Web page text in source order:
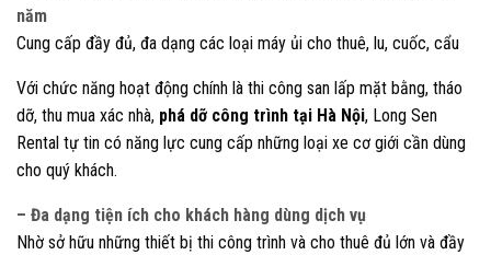
năm
Cung cấp đầy đủ, đa dạng các loại máy ủi cho thuê, lu, cuốc, cẩu
Với chức năng hoạt động chính là thi công san lấp mặt bằng, tháo
dỡ, thu mua xác nhà, phá dỡ công trình tại Hà Nội, Long Sen
Rental tự tin có năng lực cung cấp những loại xe cơ giới cần dùng
cho quý khách.
– Đa dạng tiện ích cho khách hàng dùng dịch vụ
Nhờ sở hữu những thiết bị thi công trình và cho thuê đủ lớn và đầy